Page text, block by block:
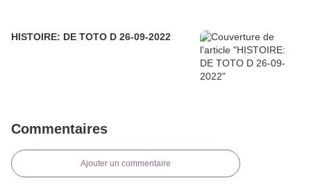
HISTOIRE: DE TOTO D 26-09-2022
Commentaires
Ajouter un commentaire